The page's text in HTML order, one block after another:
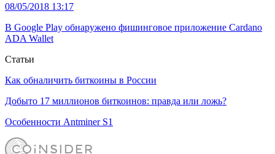
08/05/2018 13:17
В Google Play обнаружено фишинговое приложение Cardano
ADA Wallet
Статьи
Как обналичить биткоины в России
Добыто 17 миллионов биткоинов: правда или ложь?
Особенности Antminer S1